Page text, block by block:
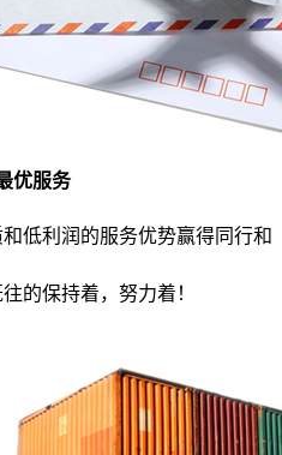
优服务
低利润的服务优势赢得同行和
的保持着，努力着！